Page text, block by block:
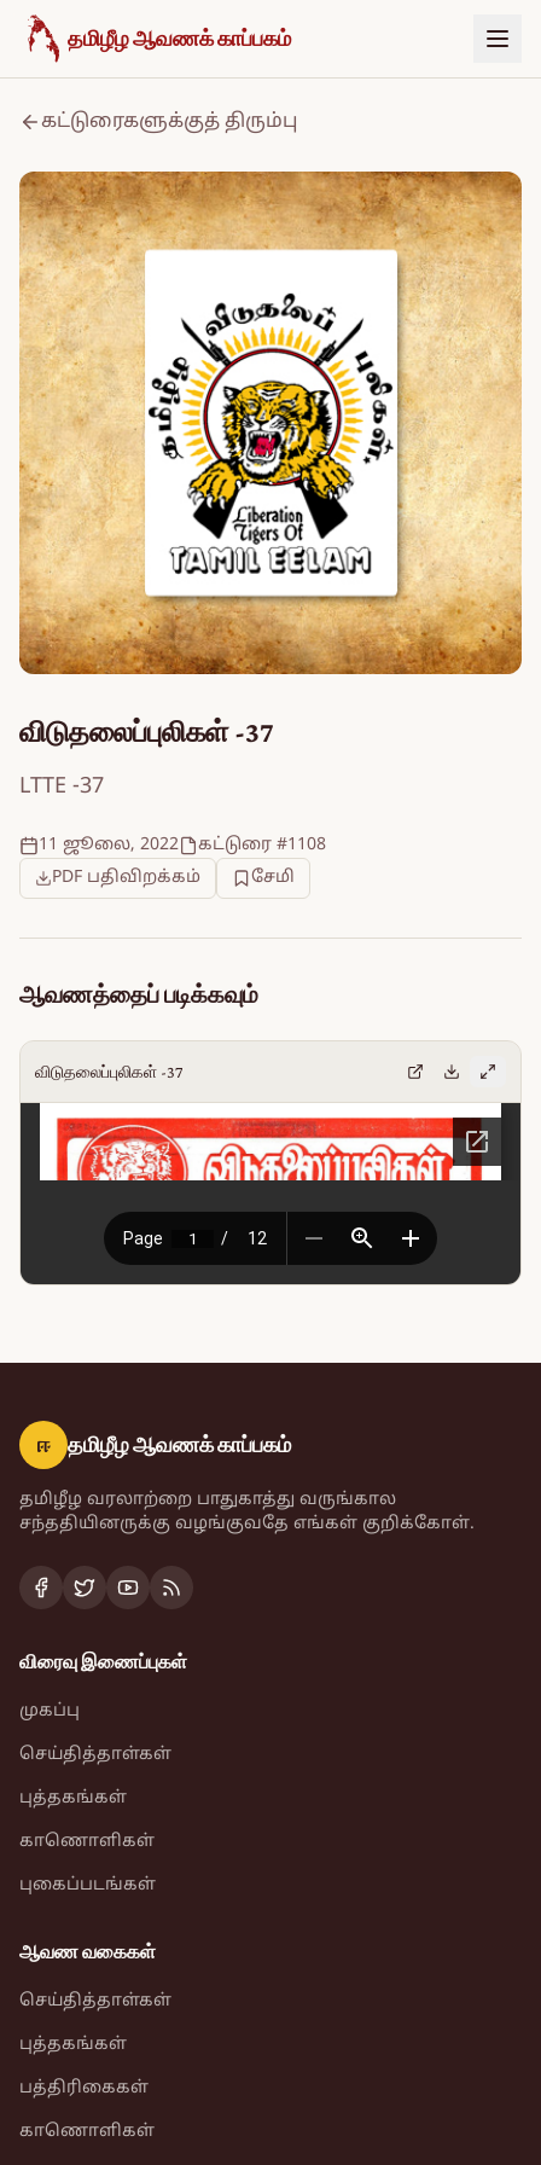
உள்ளடக்கத்திற்குச் செல்க
தமிழீழ ஆவணக் காப்பகம்
கட்டுரைகளுக்குத் திரும்பு
விடுதலைப்புலிகள் -37
LTTE -37
11 ஜூலை, 2022
கட்டுரை #1108
PDF பதிவிறக்கம்
சேமி
ஆவணத்தைப் படிக்கவும்
விடுதலைப்புலிகள் -37
ஈ தமிழீழ ஆவணக் காப்பகம்
தமிழீழ வரலாற்றை பாதுகாத்து வருங்கால
சந்ததியினருக்கு வழங்குவதே எங்கள் குறிக்கோள்.
விரைவு இணைப்புகள்
முகப்பு
செய்தித்தாள்கள்
புத்தகங்கள்
காணொளிகள்
புகைப்படங்கள்
ஆவண வகைகள்
செய்தித்தாள்கள்
புத்தகங்கள்
பத்திரிகைகள்
காணொளிகள்